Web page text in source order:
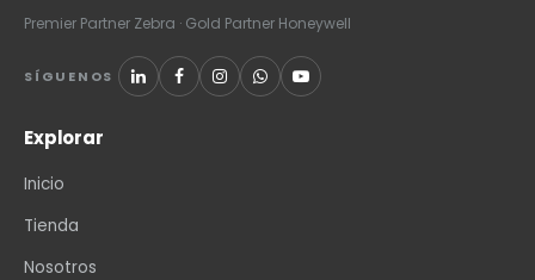
Premier Partner Zebra · Gold Partner Honeywell
SÍGUENOS
Explorar
Inicio
Tienda
Nosotros